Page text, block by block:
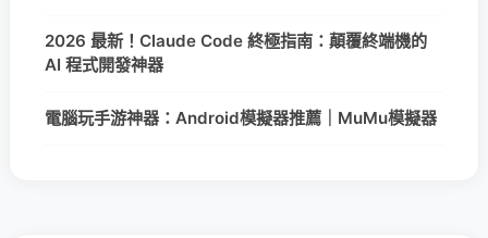
2026 最新！Claude Code 終極指南：顛覆終端機的
AI 程式開發神器
電腦玩手游神器：Android模擬器推薦｜MuMu模擬器